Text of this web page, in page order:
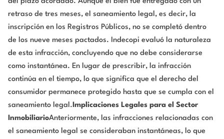
retraso de tres meses, el saneamiento legal, es decir, la
inscripción en los Registros Públicos, no se completó dentro
de los nueve meses pactados. Indecopi evaluó la naturaleza
de esta infracción, concluyendo que no debe considerarse
como instantánea. En lugar de prescribir, la infracción
continúa en el tiempo, lo que significa que el derecho del
consumidor permanece protegido hasta que se cumpla con el
saneamiento legal.Implicaciones Legales para el Sector
InmobiliarioAnteriormente, las infracciones relacionadas con
el saneamiento legal se consideraban instantáneas, lo que